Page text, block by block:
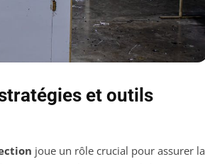
et outils
joue un rôle crucial pour assurer la